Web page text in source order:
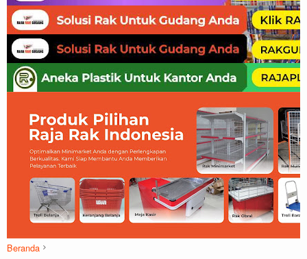
Beranda
Produk Lain Peralatan Toko Dll
Artikel Retail & Logistik